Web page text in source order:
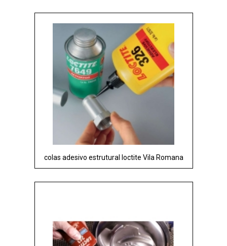
colas adesivo estrutural loctite Vila Romana